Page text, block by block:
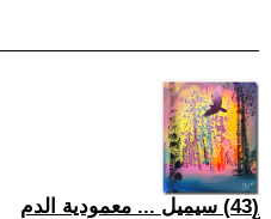
(43) سيميل ... معمودية الدم